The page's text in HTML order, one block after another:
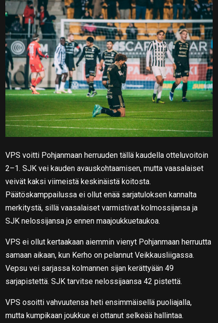
VPS voitti Pohjanmaan herruuden tällä kaudella otteluvoitoin
2–1. SJK vei kauden avauskohtaamisen, mutta vaasalaiset
veivät kaksi viimeistä keskinäistä koitosta.
Päätöskamppailussa ei ollut enää sarjatuloksen kannalta
merkitystä, sillä vaasalaiset varmistivat kolmossijansa ja
SJK nelossijansa jo ennen maajoukkuetaukoa.
VPS ei ollut kertaakaan aiemmin vienyt Pohjanmaan herruutta
samaan aikaan, kun Kerho on pelannut Veikkausliigassa.
Vepsu vei sarjassa kolmannen sijan kerättyään 49
sarjapistettä. SJK tarvitse nelossijaansa 42 pistettä.
VPS osoitti vahvuutensa heti ensimmäisellä puoliajalla,
mutta kumpikaan joukkue ei ottanut selkeää hallintaa.